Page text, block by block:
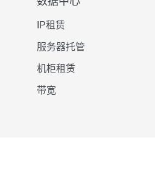
IP租赁
服务器托管
机柜租赁
带宽